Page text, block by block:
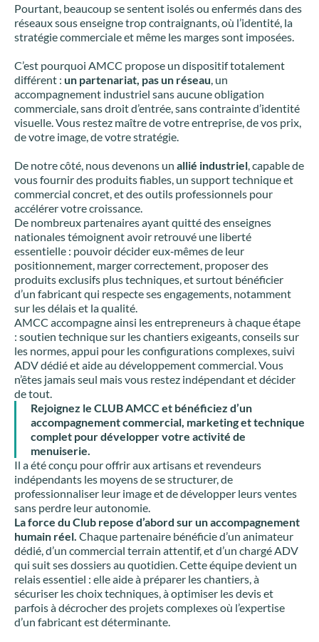
Pourtant, beaucoup se sentent isolés ou enfermés dans des
réseaux sous enseigne trop contraignants, où l’identité, la
stratégie commerciale et même les marges sont imposées.
C’est pourquoi AMCC propose un dispositif totalement
différent : un partenariat, pas un réseau, un
accompagnement industriel sans aucune obligation
commerciale, sans droit d’entrée, sans contrainte d’identité
visuelle. Vous restez maître de votre entreprise, de vos prix,
de votre image, de votre stratégie.
De notre côté, nous devenons un allié industriel, capable de
vous fournir des produits fiables, un support technique et
commercial concret, et des outils professionnels pour
accélérer votre croissance.
De nombreux partenaires ayant quitté des enseignes
nationales témoignent avoir retrouvé une liberté
essentielle : pouvoir décider eux‑mêmes de leur
positionnement, marger correctement, proposer des
produits exclusifs plus techniques, et surtout bénéficier
d’un fabricant qui respecte ses engagements, notamment
sur les délais et la qualité.
AMCC accompagne ainsi les entrepreneurs à chaque étape
: soutien technique sur les chantiers exigeants, conseils sur
les normes, appui pour les configurations complexes, suivi
ADV dédié et aide au développement commercial. Vous
n’êtes jamais seul mais vous restez indépendant et décider
de tout.
Rejoignez le CLUB AMCC et bénéficiez d’un
accompagnement commercial, marketing et technique
complet pour développer votre activité de
menuiserie.
Il a été conçu pour offrir aux artisans et revendeurs
indépendants les moyens de se structurer, de
professionnaliser leur image et de développer leurs ventes
sans perdre leur autonomie.
La force du Club repose d’abord sur un accompagnement
humain réel. Chaque partenaire bénéficie d’un animateur
dédié, d’un commercial terrain attentif, et d’un chargé ADV
qui suit ses dossiers au quotidien. Cette équipe devient un
relais essentiel : elle aide à préparer les chantiers, à
sécuriser les choix techniques, à optimiser les devis et
parfois à décrocher des projets complexes où l’expertise
d’un fabricant est déterminante.